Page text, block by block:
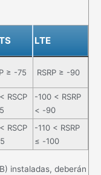
LTE
≥ -75 RSRP ≥ -90
RSCP
-100 < RSRP
< -90
RSCP
-110 < RSRP
≤ -100
instaladas, deberán